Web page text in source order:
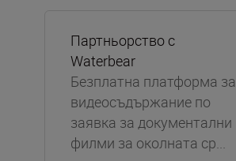
Партньорство с
Waterbear
Безплатна платформа за
видеосъдържание по
заявка за документални
филми за околната ср...